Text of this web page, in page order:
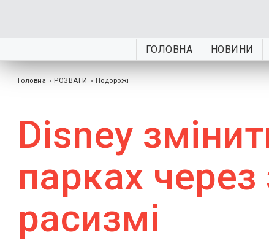
ГОЛОВНА НОВИНИ
Головна › РОЗВАГИ › Подорожі
Disney
парках
расизмі